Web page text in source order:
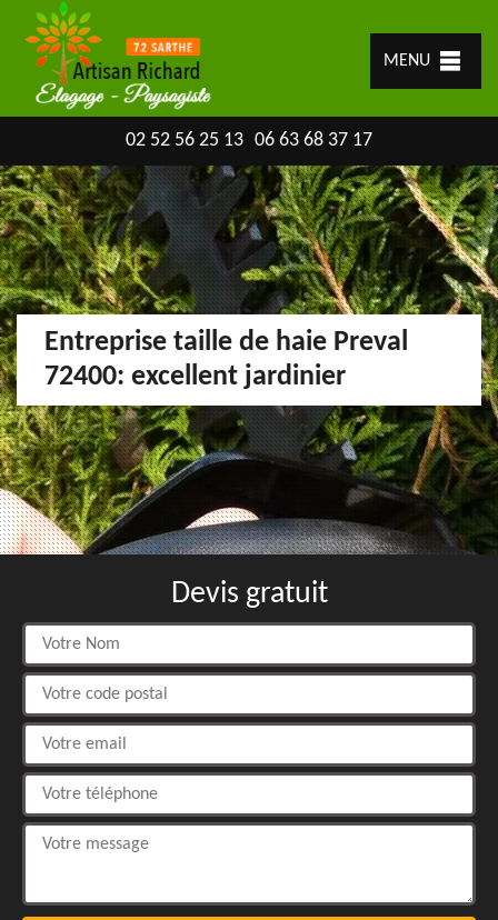
MENU
02 52 56 25 13 06 63 68 37 17
Entreprise taille de haie Preval
72400: excellent jardinier
Devis gratuit